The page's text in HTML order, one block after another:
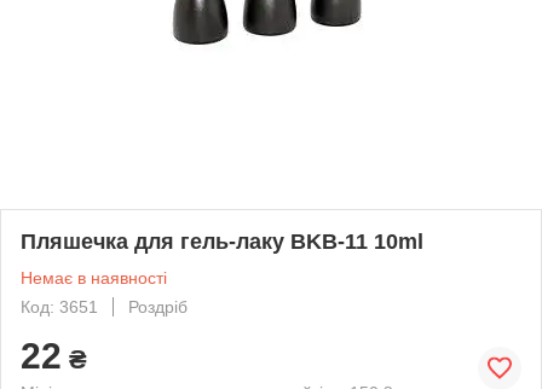
Пляшечка для гель-лаку BKB-11 10ml
Немає в наявності
Код: 3651
Роздріб
22 ₴